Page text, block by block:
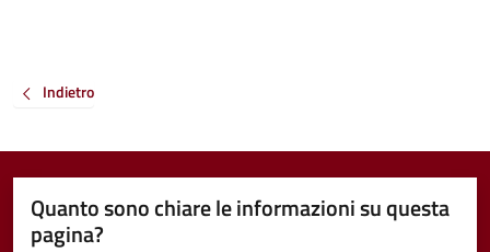
Indietro
Quanto sono chiare le informazioni su questa
pagina?